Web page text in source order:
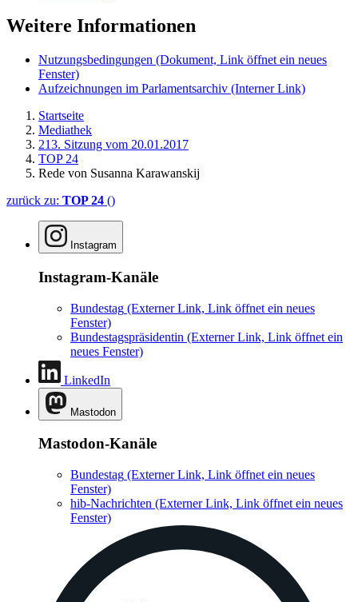
Weitere Informationen
Nutzungsbedingungen (Dokument, Link öffnet ein neues
Fenster)
Aufzeichnungen im Parlamentsarchiv (Interner Link)
Startseite
Mediathek
213. Sitzung vom 20.01.2017
TOP 24
Rede von Susanna Karawanskij
zurück zu: TOP 24 ()
Instagram
Instagram-Kanäle
Bundestag (Externer Link, Link öffnet ein neues
Fenster)
Bundestagspräsidentin (Externer Link, Link öffnet ein
neues Fenster)
LinkedIn
Mastodon
Mastodon-Kanäle
Bundestag (Externer Link, Link öffnet ein neues
Fenster)
hib-Nachrichten (Externer Link, Link öffnet ein neues
Fenster)